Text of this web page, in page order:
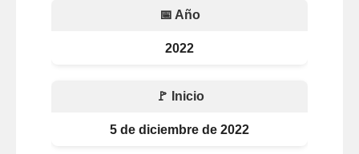
📅 Año
2022
🚩 Inicio
5 de diciembre de 2022